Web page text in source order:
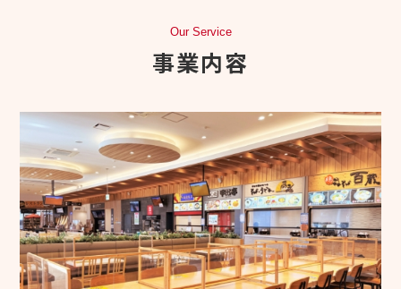
Our Service
事業内容